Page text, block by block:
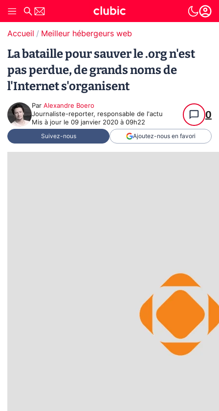
Accueil Meilleur hébergeurs web
La bataille pour sauver le .org n'est
pas perdue, de grands noms de
l'Internet s'organisent
Par Alexandre Boero
Journaliste-reporter, responsable de l'actu
Mis à jour le 09 janvier 2020 à 09h22
0
Suivez-nous Ajoutez-nous en favori